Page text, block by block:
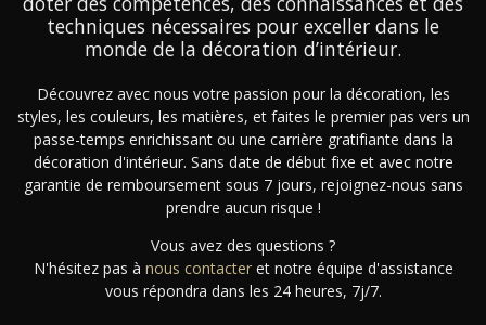
techniques nécessaires pour exceller dans le
monde de la décoration d’intérieur.
Découvrez avec nous votre passion pour la décoration, les
styles, les couleurs, les matières, et faites le premier pas vers un
passe-temps enrichissant ou une carrière gratifiante dans la
décoration d'intérieur. Sans date de début fixe et avec notre
garantie de remboursement sous 7 jours, rejoignez-nous sans
prendre aucun risque !
Vous avez des questions ?
N'hésitez pas à nous contacteret notre équipe d'assistance
vous répondra dans les 24 heures, 7j/7.